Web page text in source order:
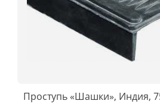
Проступь «Шашки», Индия,